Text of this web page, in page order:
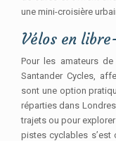
une mini-croisière
Vélos en
Pour les amateurs
Santander Cycles,
sont une option
réparties dans
trajets ou pour
pistes cyclables s’est